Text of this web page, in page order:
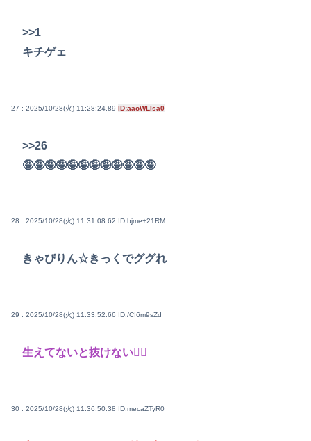
>>1
キチゲェ
27 : 2025/10/28(火) 11:28:24.89 ID:aaoWLIsa0
>>26
🤪🤪🤪🤪🤪🤪🤪🤪🤪🤪🤪🤪
28 : 2025/10/28(火) 11:31:08.62 ID:bjme+21RM
きゃぴりん☆きっくでググれ
29 : 2025/10/28(火) 11:33:52.66 ID:/CI6m9sZd
生えてないと抜けない🙂‍↕
30 : 2025/10/28(火) 11:36:50.38 ID:mecaZTyR0